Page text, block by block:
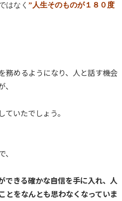
はなく ”人生そのものが１８０度
務めるようになり、人と話す機会
いたでしょう。
できる確かな自信を手に入れ、人
とをなんとも思わなくなっていま